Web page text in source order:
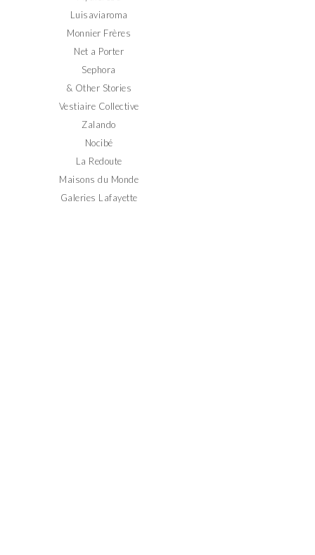
Luisaviaroma
Monnier Frères
Net a Porter
Sephora
& Other Stories
Vestiaire Collective
Zalando
Nocibé
La Redoute
Maisons du Monde
Galeries Lafayette